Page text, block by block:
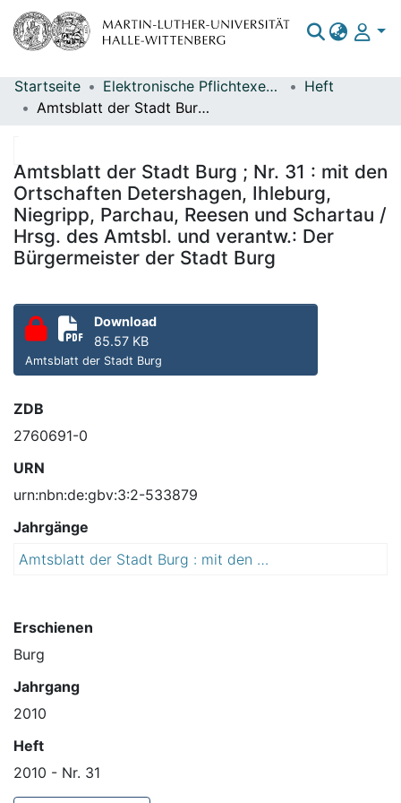
Bereiche & Sammlungen
Statistiken
Startseite Elektronische Pflichtexemplare
Heft
Amtsblatt der Stadt Burg ; Nr. 31 : mit den Ortschaften Detershagen, Ihleburg, Niegripp, Parchau, Reesen und Schartau / Hrsg. des Amtsbl. und verantw.: Der Bürgermeister der Stadt Burg
Amtsblatt der Stadt Burg ; Nr. 31 : mit den
Ortschaften Detershagen, Ihleburg,
Niegripp, Parchau, Reesen und Schartau /
Hrsg. des Amtsbl. und verantw.: Der
Bürgermeister der Stadt Burg
Download
85.57 KB
Amtsblatt der Stadt Burg
ZDB
2760691-0
URN
urn:nbn:de:gbv:3:2-533879
Jahrgänge
Amtsblatt der Stadt Burg : mit den Ortschaften Detershagen, Ihleburg, Niegripp, Parchau, Reesen und Schartau
Erschienen
Burg
Jahrgang
2010
Heft
2010 - Nr. 31